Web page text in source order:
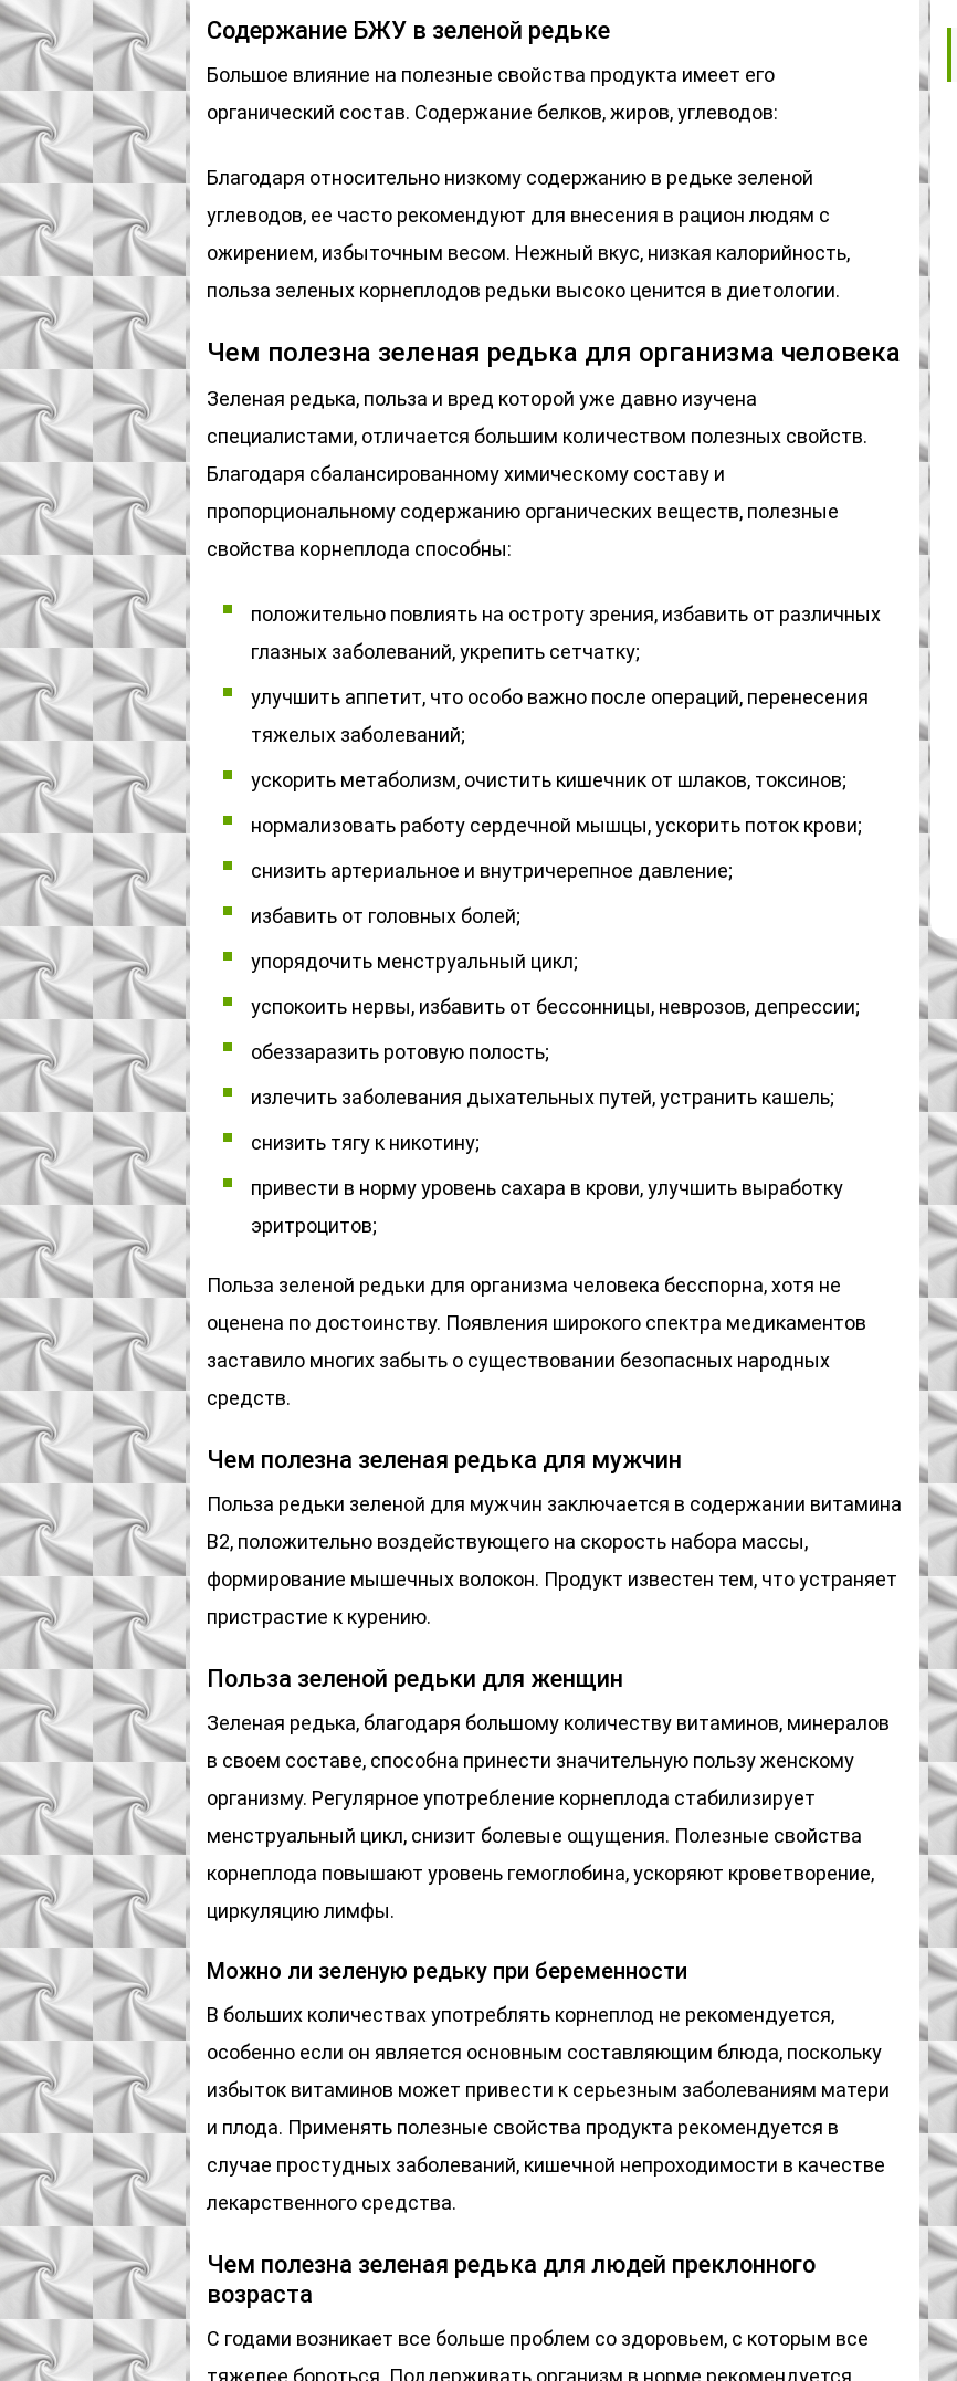
Содержание БЖУ в зеленой редьке
Большое влияние на полезные свойства продукта имеет его
органический состав. Содержание белков, жиров, углеводов:
Благодаря относительно низкому содержанию в редьке зеленой
углеводов, ее часто рекомендуют для внесения в рацион людям с
ожирением, избыточным весом. Нежный вкус, низкая калорийность,
польза зеленых корнеплодов редьки высоко ценится в диетологии.
Чем полезна зеленая редька для организма человека
Зеленая редька, польза и вред которой уже давно изучена
специалистами, отличается большим количеством полезных свойств.
Благодаря сбалансированному химическому составу и
пропорциональному содержанию органических веществ, полезные
свойства корнеплода способны:
положительно повлиять на остроту зрения, избавить от различных
глазных заболеваний, укрепить сетчатку;
улучшить аппетит, что особо важно после операций, перенесения
тяжелых заболеваний;
ускорить метаболизм, очистить кишечник от шлаков, токсинов;
нормализовать работу сердечной мышцы, ускорить поток крови;
снизить артериальное и внутричерепное давление;
избавить от головных болей;
упорядочить менструальный цикл;
успокоить нервы, избавить от бессонницы, неврозов, депрессии;
обеззаразить ротовую полость;
излечить заболевания дыхательных путей, устранить кашель;
снизить тягу к никотину;
привести в норму уровень сахара в крови, улучшить выработку
эритроцитов;
Польза зеленой редьки для организма человека бесспорна, хотя не
оценена по достоинству. Появления широкого спектра медикаментов
заставило многих забыть о существовании безопасных народных
средств.
Чем полезна зеленая редька для мужчин
Польза редьки зеленой для мужчин заключается в содержании витамина
В2, положительно воздействующего на скорость набора массы,
формирование мышечных волокон. Продукт известен тем, что устраняет
пристрастие к курению.
Польза зеленой редьки для женщин
Зеленая редька, благодаря большому количеству витаминов, минералов
в своем составе, способна принести значительную пользу женскому
организму. Регулярное употребление корнеплода стабилизирует
менструальный цикл, снизит болевые ощущения. Полезные свойства
корнеплода повышают уровень гемоглобина, ускоряют кроветворение,
циркуляцию лимфы.
Можно ли зеленую редьку при беременности
В больших количествах употреблять корнеплод не рекомендуется,
особенно если он является основным составляющим блюда, поскольку
избыток витаминов может привести к серьезным заболеваниям матери
и плода. Применять полезные свойства продукта рекомендуется в
случае простудных заболеваний, кишечной непроходимости в качестве
лекарственного средства.
Чем полезна зеленая редька для людей преклонного
возраста
С годами возникает все больше проблем со здоровьем, с которым все
тяжелее бороться. Поддерживать организм в норме рекомендуется